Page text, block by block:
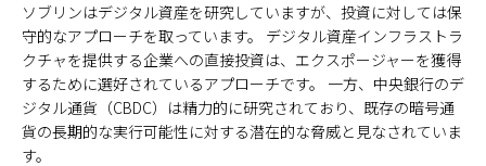
ソブリンはデジタル資産を研究していますが、投資に対しては保
守的なアプローチを取っています。 デジタル資産インフラストラ
クチャを提供する企業への直接投資は、エクスポージャーを獲得
するために選好されているアプローチです。 一方、中央銀行のデ
ジタル通貨（CBDC）は精力的に研究されており、既存の暗号通
貨の長期的な実行可能性に対する潜在的な脅威と見なされていま
す。